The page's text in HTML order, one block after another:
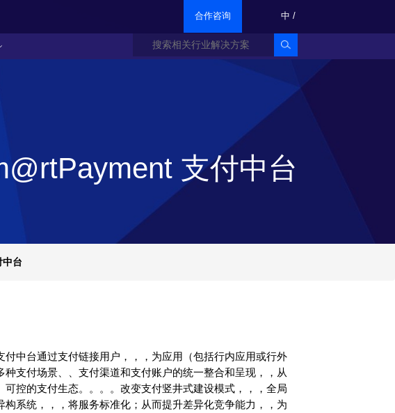
合作咨询 中 /
支付中台
台
中台通过支付链接用户，，，为应用（包括行内应用或行外
支付场景、、支付渠道和支付账户的统一整合和呈现，，从
可控的支付生态。。。。改变支付竖井式建设模式，，，全局
系统，，，将服务标准化；从而提升差异化竞争能力，，为